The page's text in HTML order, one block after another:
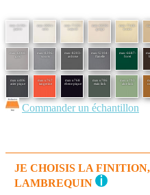
max-6196-
pierre
max-0001-
ecru
max-7133-
naturel
max-6020-
grege
max-7548-
ivoire
max-6088-
gris
max-8396-
souris
max-8203-
ardoise
max-U104-
flanelle
max-6687-
foret
max u406
acier pique
max u767
tangerine
max u768
ebene pique
max u786
etain link
max u793
aloe link
Commander un échantillon
JE CHOISIS LA
LAMBREQUIN